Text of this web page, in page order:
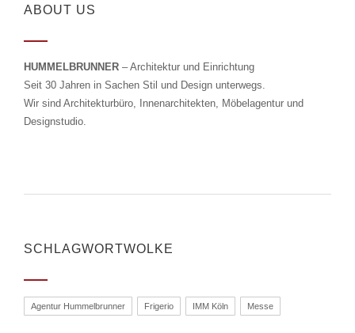
ABOUT US
HUMMELBRUNNER – Architektur und Einrichtung
Seit 30 Jahren in Sachen Stil und Design unterwegs.
Wir sind Architekturbüro, Innenarchitekten, Möbelagentur und
Designstudio.
SCHLAGWORTWOLKE
Agentur Hummelbrunner Frigerio IMM Köln Messe